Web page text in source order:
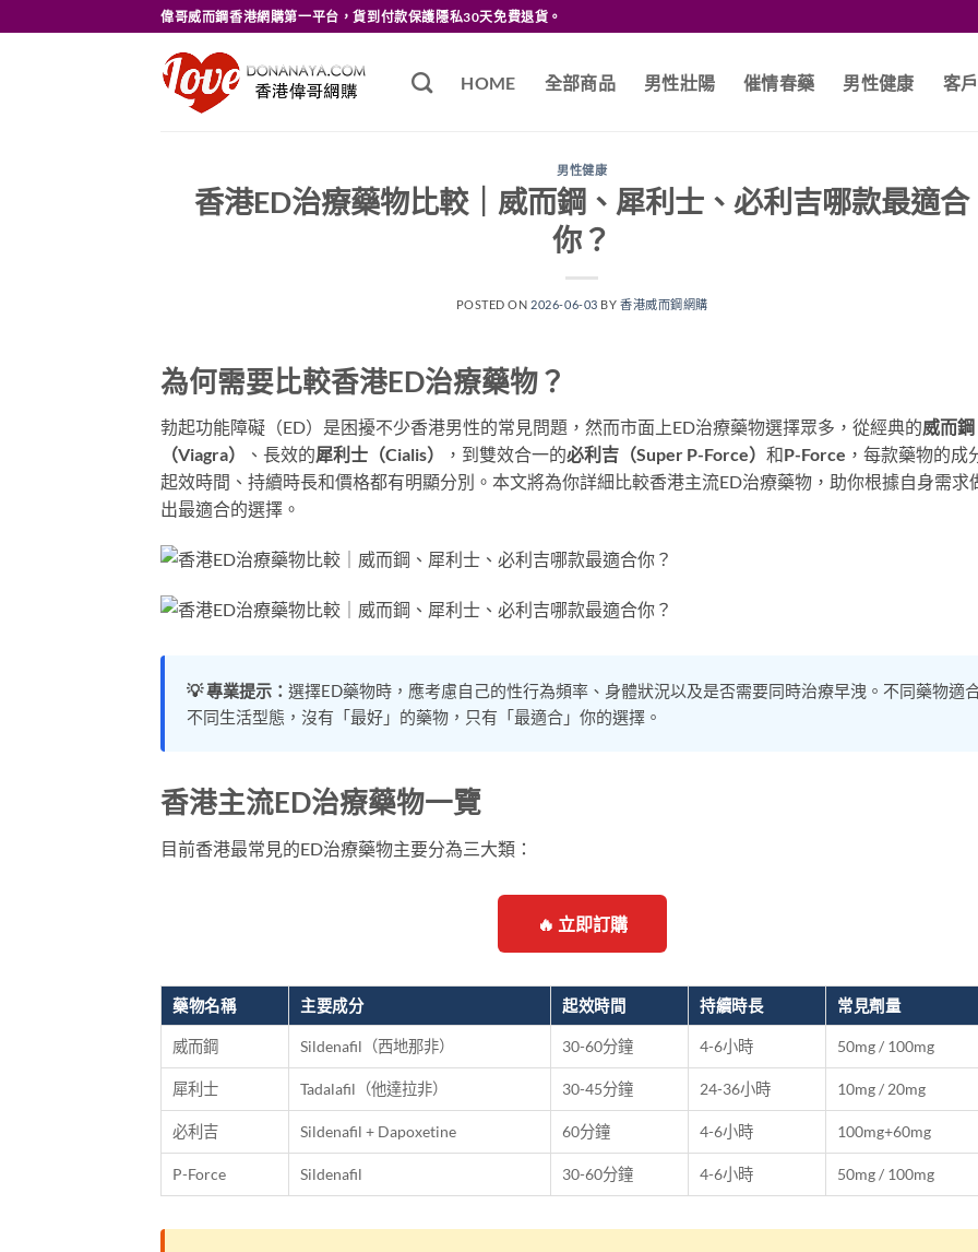
to
偉哥威而鋼香港網購第一平台，貨到付款保護隱私30天免費退貨。
HOME 全部商品 男性壯陽 催情春藥 男性健康 客
男性健康
香港ED治療藥物比較｜威而鋼、犀利士、必利吉哪款最適合
你？
POSTED ON 2026-06-03 BY香港威而鋼網購
為何需要比較香港ED治療藥物？
勃起功能障礙（ED）是困擾不少香港男性的常見問題，然而市面上ED治療藥物選擇眾多，從經典的威而鋼
（Viagra）
、長效的犀利士（Cialis） ，到雙效合一的必利吉（Super P-Force） 和P-Force ，每款藥物的成
起效時間、持續時長和價格都有明顯分別。本文將為你詳細比較香港主流ED治療藥物，助你根據自身需求
出最適合的選擇。
💡 專業提示： 選擇ED藥物時，應考慮自己的性行為頻率、身體狀況以及是否需要同時治療早洩。不同藥物適
不同生活型態，沒有「最好」的藥物，只有「最適合」你的選擇。
香港主流ED治療藥物一覽
目前香港最常見的ED治療藥物主要分為三大類：
🔥 立即訂購
藥物名稱 主要成分 起效時間 持續時長 常見劑量
威而鋼 Sildenafil（西地那非） 30-60分鐘 4-6小時 50mg / 100mg
犀利士 Tadalafil（他達拉非） 30-45分鐘 24-36小時 10mg / 20mg
必利吉 Sildenafil + Dapoxetine 60分鐘 4-6小時 100mg+60mg
P-Force Sildenafil 30-60分鐘 4-6小時 50mg / 100mg